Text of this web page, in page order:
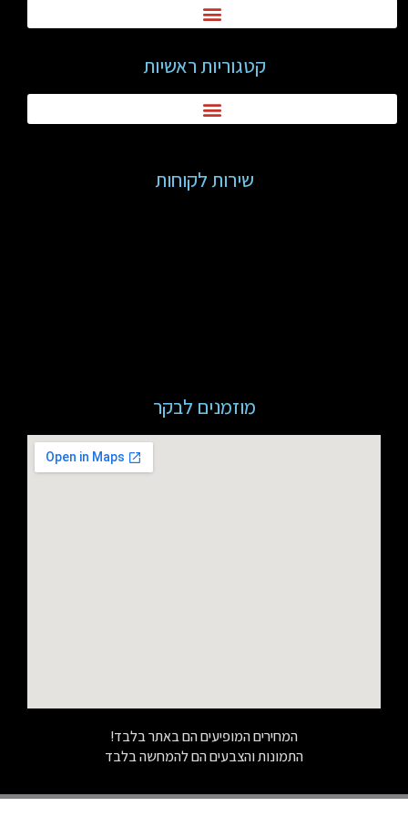
קטגוריות ראשיות
שירות לקוחות
מוזמנים לבקר
המחירים המופיעים הם באתר בלבד!
התמונות והצבעים הם להמחשה בלבד